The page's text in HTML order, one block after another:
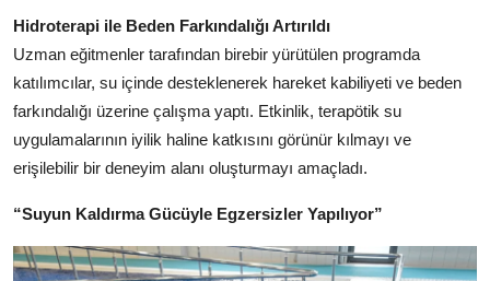
Hidroterapi ile Beden Farkındalığı Artırıldı
Uzman eğitmenler tarafından birebir yürütülen programda
katılımcılar, su içinde desteklenerek hareket kabiliyeti ve beden
farkındalığı üzerine çalışma yaptı. Etkinlik, terapötik su
uygulamalarının iyilik haline katkısını görünür kılmayı ve
erişilebilir bir deneyim alanı oluşturmayı amaçladı.
“Suyun Kaldırma Gücüyle Egzersizler Yapılıyor”